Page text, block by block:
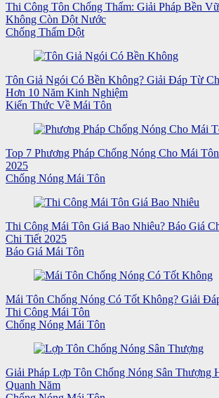
Thi Công Tôn Chống Thấm: Giải Pháp Bền
Không Còn Dột Nước
Chống Thấm Dột
Tôn Giả Ngói Có Bền Không? Giải Đáp Từ
Hơn 10 Năm Kinh Nghiệm
Kiến Thức Về Mái Tôn
Top 7 Phương Pháp Chống Nóng Cho Mái
2025
Chống Nóng Mái Tôn
Thi Công Mái Tôn Giá Bao Nhiêu? Báo Giá
Chi Tiết 2025
Báo Giá Mái Tôn
Mái Tôn Chống Nóng Có Tốt Không? Giải
Thi Công Mái Tôn
Chống Nóng Mái Tôn
Giải Pháp Lợp Tôn Chống Nóng Sân Thượng
Quanh Năm